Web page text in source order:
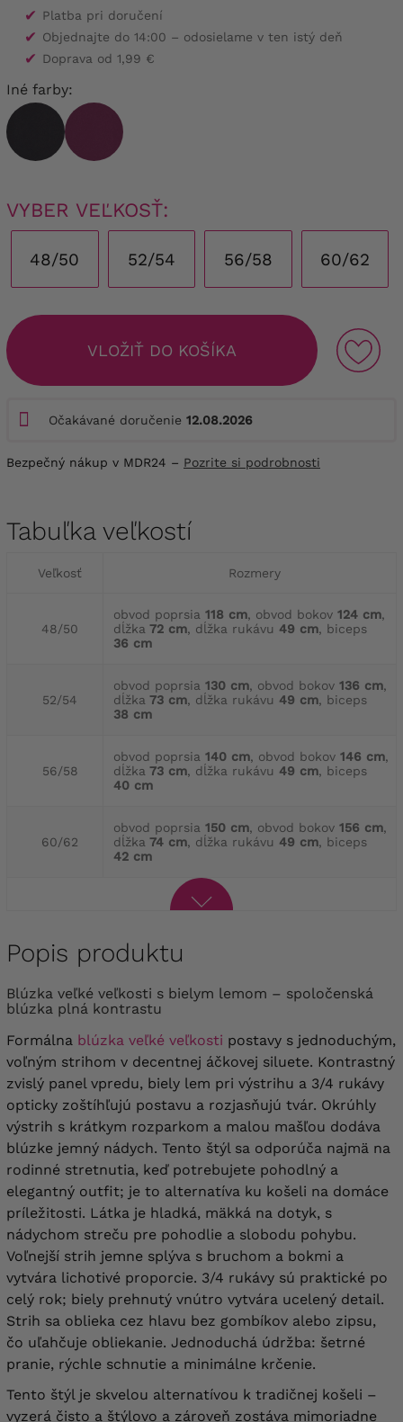
✔ Platba pri doručení
✔ Objednajte do 14:00 – odosielame v ten istý deň
✔ Doprava od 1,99 €
Iné farby:
VYBER VEĽKOSŤ:
48/50 52/54 56/58 60/62
VLOŽIŤ DO KOŠÍKA
Očakávané doručenie 12.08.2026
Bezpečný nákup v MDR24 – Pozrite si podrobnosti
Tabuľka veľkostí
Veľkosť Rozmery
48/50
obvod poprsia 118 cm, obvod bokov 124 cm,
dĺžka 72 cm, dĺžka rukávu 49 cm, biceps
36 cm
52/54
obvod poprsia 130 cm, obvod bokov 136 cm,
dĺžka 73 cm, dĺžka rukávu 49 cm, biceps
38 cm
56/58
obvod poprsia 140 cm, obvod bokov 146 cm,
dĺžka 73 cm, dĺžka rukávu 49 cm, biceps
40 cm
60/62
obvod poprsia 150 cm, obvod bokov 156 cm,
dĺžka 74 cm, dĺžka rukávu 49 cm, biceps
42 cm
Popis produktu
blúzka veľké veľkosti s bielym lemom – spoločenská
blúzka plná kontrastu
Formálna blúzka veľké veľkosti postavy s jednoduchým,
voľným strihom v decentnej áčkovej siluete. Kontrastný
zvislý panel vpredu, biely lem pri výstrihu a 3/4 rukávy
opticky zoštíhľujú postavu a rozjasňujú tvár. Okrúhly
výstrih s krátkym rozparkom a malou mašľou dodáva
blúzke jemný nádych. Tento štýl sa odporúča najmä na
rodinné stretnutia, keď potrebujete pohodlný a
elegantný outfit; je to alternatíva ku košeli na domáce
príležitosti. Látka je hladká, mäkká na dotyk, s
nádychom streču pre pohodlie a slobodu pohybu.
Voľnejší strih jemne splýva s bruchom a bokmi a
vytvára lichotivé proporcie. 3/4 rukávy sú praktické po
celý rok; biely prehnutý vnútro vytvára ucelený detail.
Strih sa oblieka cez hlavu bez gombíkov alebo zipsu,
čo uľahčuje obliekanie. Jednoduchá údržba: šetrné
pranie, rýchle schnutie a minimálne krčenie.
Tento štýl je skvelou alternatívou k tradičnej košeli –
vyzerá čisto a štýlovo a zároveň zostáva mimoriadne